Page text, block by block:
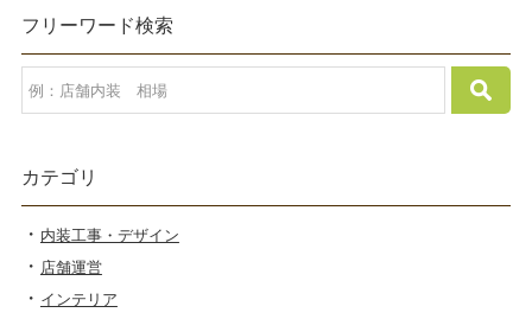
フリーワード検索
カテゴリ
内装工事・デザイン
店舗運営
インテリア